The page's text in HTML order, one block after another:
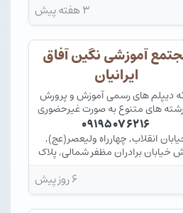
۳ هفته پیش
آموزشی نگین آفاق
ایرانیان
دیپلم های رسمی آموزش و پرورش
های متنوع به صورت غیرحضوری
و سریع
۰۹۱۹۵۰۷۶۲۱۶
انقلاب, چهارراه ولیعصر(عج),
نبش خیابان برادران مظفر شمالی, پلاک
۶ روز پیش